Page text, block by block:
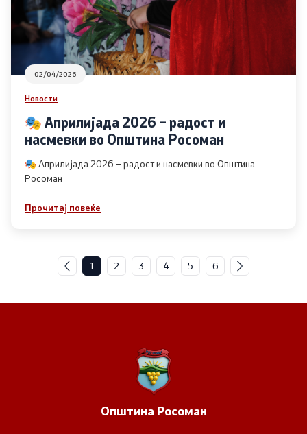
02/04/2026
Новости
🎭 Априлијада 2026 – радост и
насмевки во Општина Росоман
🎭 Априлијада 2026 – радост и насмевки во Општина
Росоман
Прочитај повеќе
1 2 3 4 5 6
Општина Росоман